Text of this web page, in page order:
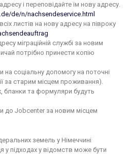
і переповідайте їм нову адресу.
de/n/nachsendeservice.html
листів на нову адресу на півроку
міграційній службі за новим
потрібно принести копію
соціальну допомогу на поточні
за старим місцем проживання).
бланки та формуляри будуть
до Jobcenter за новим місцем
земель у Німеччині
у підходах у відомств може бути